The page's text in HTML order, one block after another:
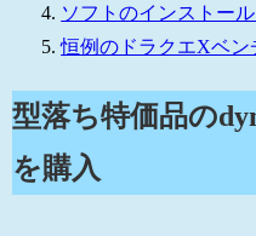
ソフトのインストー
恒例のドラクエXベン
型落ち特価品の
を購入